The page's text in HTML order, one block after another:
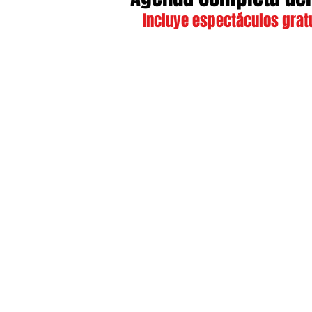
Incluye espectáculos